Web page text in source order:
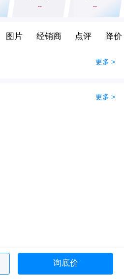
-- --
图片 经销商 点评 降价
更多 >
更多 >
询底价